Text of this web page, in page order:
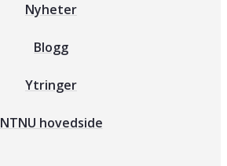
Nyheter
Blogg
Ytringer
NTNU hovedside